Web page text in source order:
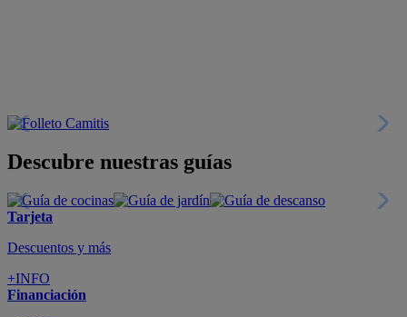
Descubre nuestras guías
Tarjeta
Descuentos y más
+INFO
Financiación